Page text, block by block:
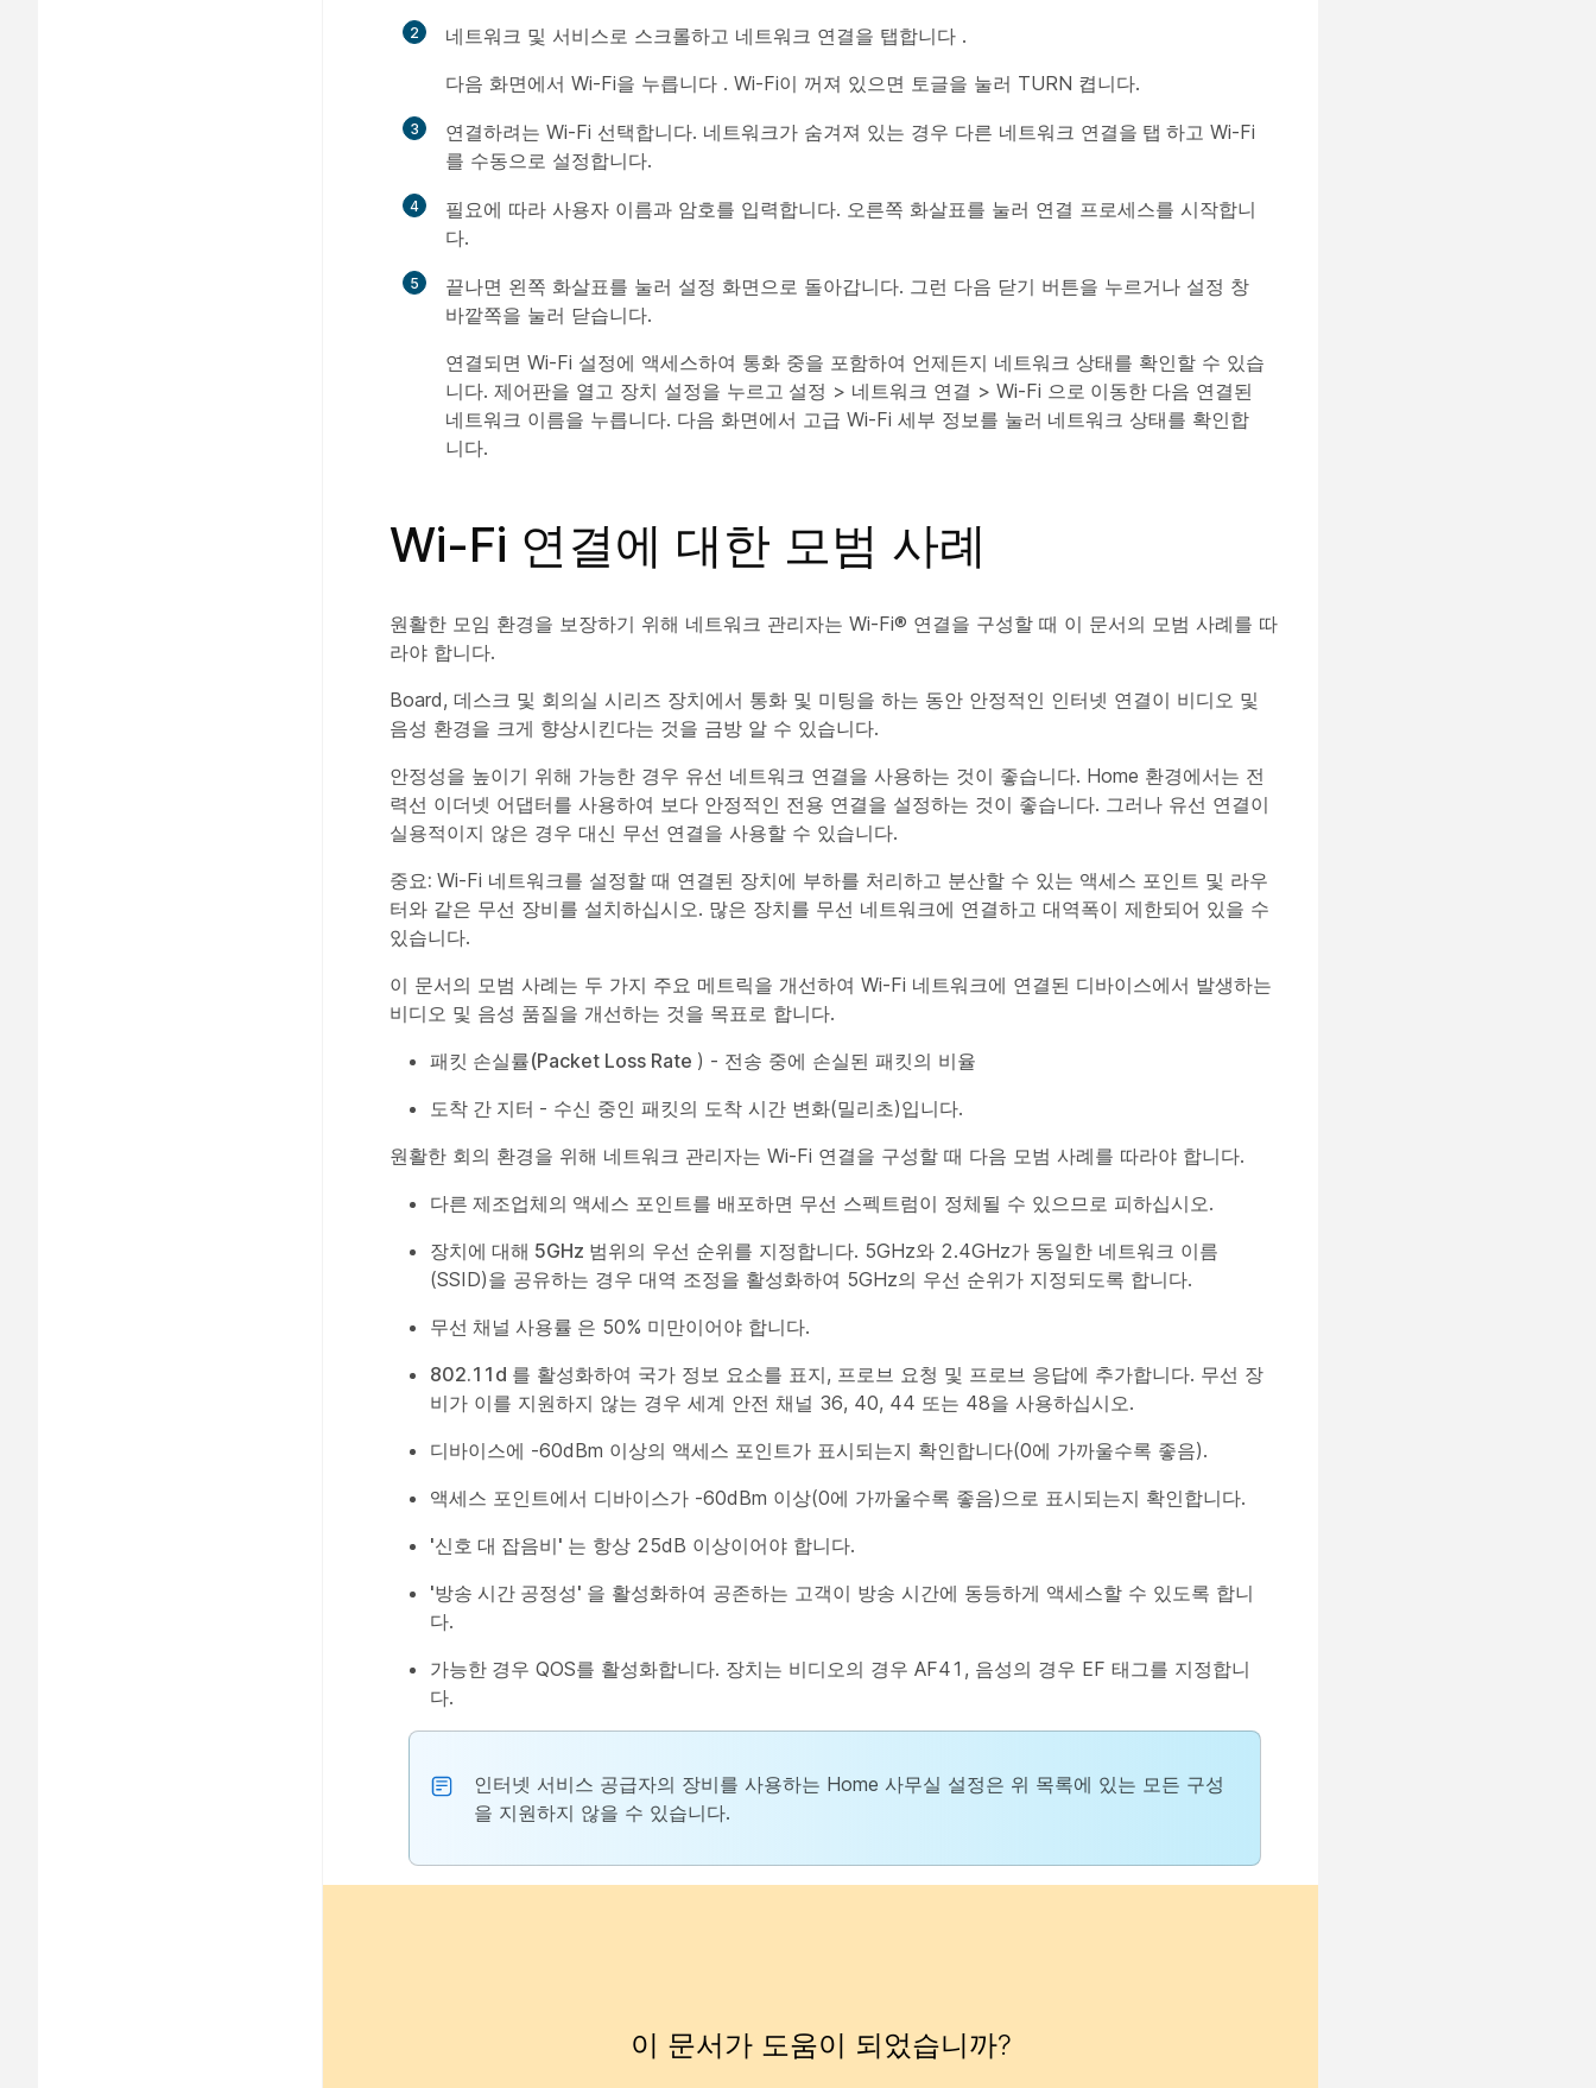
2 네트워크 및 서비스로 스크롤하고 네트워크 연결을 탭합니다 .
다음 화면에서 Wi-Fi을 누릅니다 . Wi-Fi이 꺼져 있으면 토글을 눌러 TURN 켭니다.
3 연결하려는 Wi-Fi 선택합니다. 네트워크가 숨겨져 있는 경우 다른 네트워크 연결을 탭 하고 Wi-Fi
를 수동으로 설정합니다.
4
필요에 따라 사용자 이름과 암호를 입력합니다. 오른쪽 화살표를 눌러 연결 프로세스를 시작합니
다.
5
끝나면 왼쪽 화살표를 눌러 설정 화면으로 돌아갑니다. 그런 다음 닫기 버튼을 누르거나 설정 창
바깥쪽을 눌러 닫습니다.
연결되면 Wi-Fi 설정에 액세스하여 통화 중을 포함하여 언제든지 네트워크 상태를 확인할 수 있습
니다. 제어판을 열고 장치 설정을 누르고 설정 > 네트워크 연결 > Wi-Fi 으로 이동한 다음 연결된
네트워크 이름을 누릅니다. 다음 화면에서 고급 Wi-Fi 세부 정보를 눌러 네트워크 상태를 확인합
니다.
Wi-Fi 연결에 대한 모범 사례
원활한 모임 환경을 보장하기 위해 네트워크 관리자는 Wi-Fi® 연결을 구성할 때 이 문서의 모범 사례를 따
라야 합니다.
Board, 데스크 및 회의실 시리즈 장치에서 통화 및 미팅을 하는 동안 안정적인 인터넷 연결이 비디오 및
음성 환경을 크게 향상시킨다는 것을 금방 알 수 있습니다.
안정성을 높이기 위해 가능한 경우 유선 네트워크 연결을 사용하는 것이 좋습니다. Home 환경에서는 전
력선 이더넷 어댑터를 사용하여 보다 안정적인 전용 연결을 설정하는 것이 좋습니다. 그러나 유선 연결이
실용적이지 않은 경우 대신 무선 연결을 사용할 수 있습니다.
중요: Wi-Fi 네트워크를 설정할 때 연결된 장치에 부하를 처리하고 분산할 수 있는 액세스 포인트 및 라우
터와 같은 무선 장비를 설치하십시오. 많은 장치를 무선 네트워크에 연결하고 대역폭이 제한되어 있을 수
있습니다.
이 문서의 모범 사례는 두 가지 주요 메트릭을 개선하여 Wi-Fi 네트워크에 연결된 디바이스에서 발생하는
비디오 및 음성 품질을 개선하는 것을 목표로 합니다.
패킷 손실률(Packet Loss Rate ) - 전송 중에 손실된 패킷의 비율
도착 간 지터 - 수신 중인 패킷의 도착 시간 변화(밀리초)입니다.
원활한 회의 환경을 위해 네트워크 관리자는 Wi-Fi 연결을 구성할 때 다음 모범 사례를 따라야 합니다.
다른 제조업체의 액세스 포인트를 배포하면 무선 스펙트럼이 정체될 수 있으므로 피하십시오.
장치에 대해 5GHz 범위의 우선 순위를 지정합니다. 5GHz와 2.4GHz가 동일한 네트워크 이름
(SSID)을 공유하는 경우 대역 조정을 활성화하여 5GHz의 우선 순위가 지정되도록 합니다.
무선 채널 사용률 은 50% 미만이어야 합니다.
802.11d 를 활성화하여 국가 정보 요소를 표지, 프로브 요청 및 프로브 응답에 추가합니다. 무선 장
비가 이를 지원하지 않는 경우 세계 안전 채널 36, 40, 44 또는 48을 사용하십시오.
디바이스에 -60dBm 이상의 액세스 포인트가 표시되는지 확인합니다(0에 가까울수록 좋음).
액세스 포인트에서 디바이스가 -60dBm 이상(0에 가까울수록 좋음)으로 표시되는지 확인합니다.
'신호 대 잡음비' 는 항상 25dB 이상이어야 합니다.
'방송 시간 공정성' 을 활성화하여 공존하는 고객이 방송 시간에 동등하게 액세스할 수 있도록 합니
다.
가능한 경우 QOS를 활성화합니다. 장치는 비디오의 경우 AF41, 음성의 경우 EF 태그를 지정합니
다.
인터넷 서비스 공급자의 장비를 사용하는 Home 사무실 설정은 위 목록에 있는 모든 구성
을 지원하지 않을 수 있습니다.
이 문서가 도움이 되었습니까?